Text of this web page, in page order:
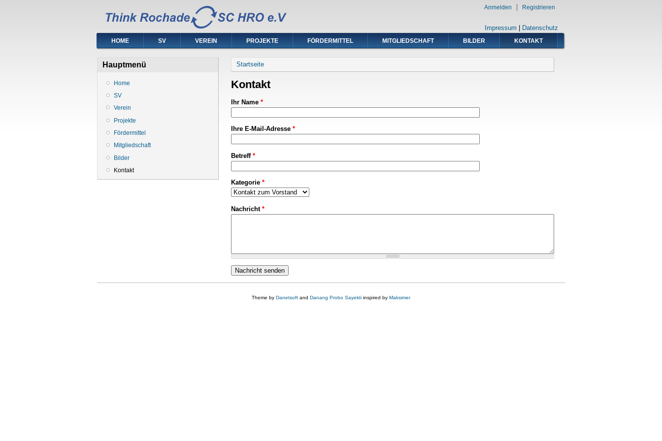
Impressum Datenschutz
Anmelden Registrieren
HOME SV VEREIN PROJEKTE FÖRDERMITTEL MITGLIEDSCHAFT BILDER KONTAKT
Hauptmenü
Home
SV
Verein
Projekte
Fördermittel
Mitgliedschaft
Bilder
Kontakt
Sie sind hier
Startseite
Kontakt
Ihr Name *
Ihre E-Mail-Adresse *
Betreff *
Kategorie *
Nachricht *
Theme by Danetsoft and Danang Probo Sayekti inspired by Maksimer